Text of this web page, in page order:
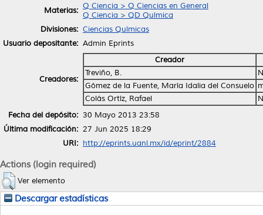
Materias: Q Ciencia > Q Ciencias en General
Q Ciencia > QD Química
Divisiones: Ciencias Químicas
Usuario depositante: Admin Eprints
Creadores:
Creador
Treviño, B.
Gómez de la Fuente, María Idalia del Consuelo
Colás Ortíz, Rafael
Fecha del depósito: 30 Mayo 2013 23:58
Última modificación: 27 Jun 2025 18:29
URI: http://eprints.uanl.mx/id/eprint/2884
Actions (login required)
Ver elemento
Descargar estadísticas